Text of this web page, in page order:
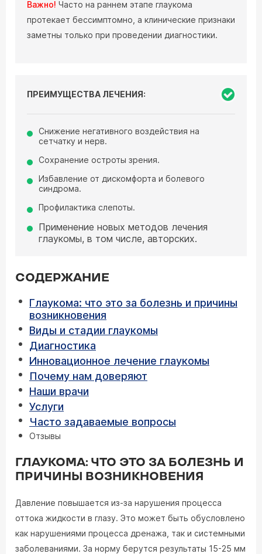
Важно! Часто на раннем этапе глаукома
протекает бессимптомно, а клинические признаки
заметны только при проведении диагностики.
ПРЕИМУЩЕСТВА ЛЕЧЕНИЯ:
Снижение негативного воздействия на
сетчатку и нерв.
Сохранение остроты зрения.
Избавление от дискомфорта и болевого
синдрома.
Профилактика слепоты.
Применение новых методов лечения
глаукомы, в том числе, авторских.
СОДЕРЖАНИЕ
Глаукома: что это за болезнь и причины
возникновения
Виды и стадии глаукомы
Диагностика
Инновационное лечение глаукомы
Почему нам доверяют
Наши врачи
Услуги
Часто задаваемые вопросы
Отзывы
ГЛАУКОМА: ЧТО ЭТО ЗА БОЛЕЗНЬ И
ПРИЧИНЫ ВОЗНИКНОВЕНИЯ
Давление повышается из-за нарушения процесса
оттока жидкости в глазу. Это может быть обусловлено
как нарушениями процесса дренажа, так и системными
заболеваниями. За норму берутся результаты 15-25 мм